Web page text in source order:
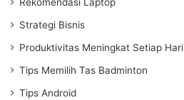
Rekomendasi Laptop
Strategi Bisnis
Produktivitas Meningkat Setiap Hari
Tips Memilih Tas Badminton
Tips Android